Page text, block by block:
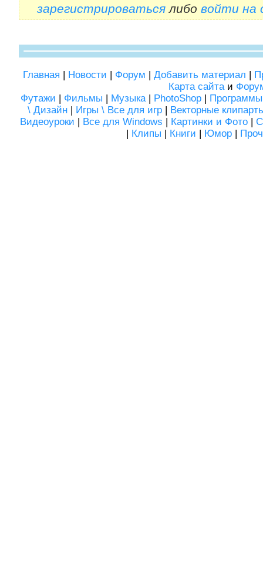
зарегистрироватьсялибо войти на
Главная | Новости | Форум | Добавить материал |
Карта сайтаи
Футажи | Фильмы | Музыка| PhotoShop | Программы
\ Дизайн | Игры \ Все для игр | Векторные
Видеоуроки | Все для Windows | Картинки и Фото|
| Клипы | Книги | Юмор |